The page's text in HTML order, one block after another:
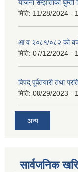
योजना सम्झौताको
मिति: 11/28/2024 -
आ व २०८१/०८२ को
मिति: 07/12/2024 -
विपद् पूर्वतयारी तथा
मिति: 08/29/2023 -
अन्य
सार्वजनिक